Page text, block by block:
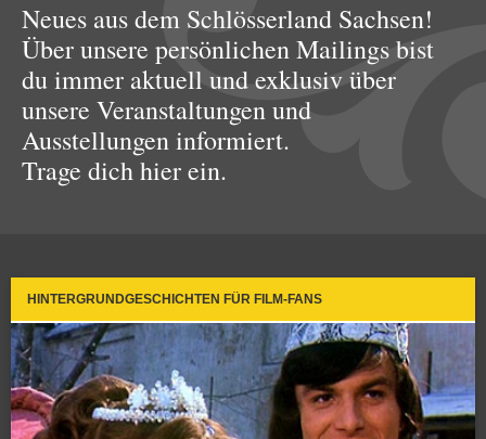
Neues aus dem Schlösserland Sachsen!
Über unsere persönlichen Mailings bist
du immer aktuell und exklusiv über
unsere Veranstaltungen und
Ausstellungen informiert.
Trage dich hier ein.
HINTERGRUNDGESCHICHTEN FÜR FILM-FANS